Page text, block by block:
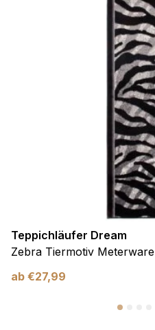
Teppichläufer Dream
Zebra Tiermotiv Meterware
ab €27,99